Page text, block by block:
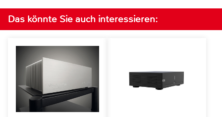
Das könnte Sie auch interessieren: